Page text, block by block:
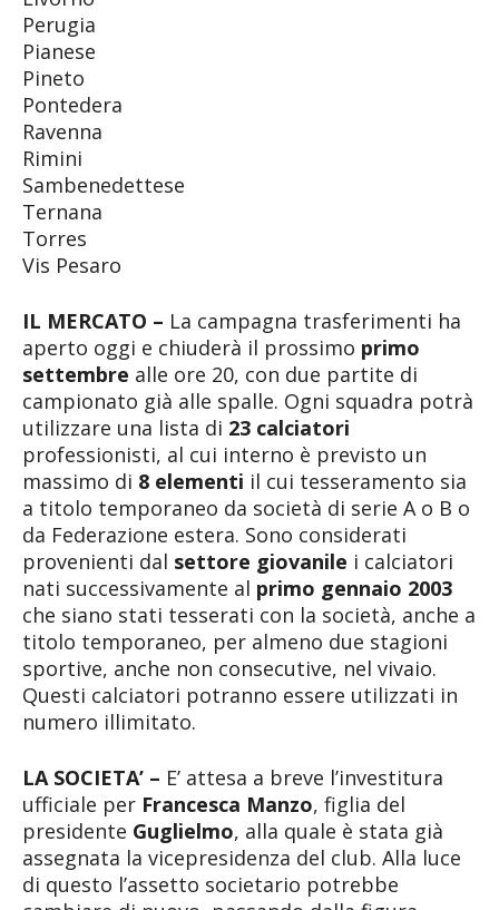
Perugia
Pianese
Pineto
Pontedera
Ravenna
Rimini
Sambenedettese
Ternana
Torres
Vis Pesaro
IL MERCATO – La campagna trasferimenti ha
aperto oggi e chiuderà il prossimo primo
settembre alle ore 20, con due partite di
campionato già alle spalle. Ogni squadra potrà
utilizzare una lista di 23 calciatori
professionisti, al cui interno è previsto un
massimo di 8 elementi il cui tesseramento sia
a titolo temporaneo da società di serie A o B o
da Federazione estera. Sono considerati
provenienti dal settore giovanile i calciatori
nati successivamente al primo gennaio 2003
che siano stati tesserati con la società, anche a
titolo temporaneo, per almeno due stagioni
sportive, anche non consecutive, nel vivaio.
Questi calciatori potranno essere utilizzati in
numero illimitato.
LA SOCIETA’ – E’ attesa a breve l’investitura
ufficiale per Francesca Manzo, figlia del
presidente Guglielmo, alla quale è stata già
assegnata la vicepresidenza del club. Alla luce
di questo l’assetto societario potrebbe